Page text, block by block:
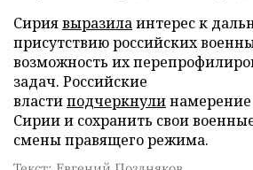
Сириявыразилаинтерес к
присутствию российских
возможность их
задач. Российские
властиподчеркнулинамерение
Сирии и сохранить свои
смены правящего режима.